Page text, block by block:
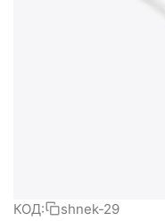
КОД: shnek-29